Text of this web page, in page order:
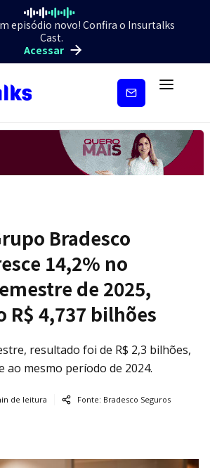
episódio novo! Confira o Insurtalks
Cast.
Acessar
Inscreva-
Bradesco
14,2% no
de 2025,
R$ 4,737 bilhões
resultado foi de R$ 2,3 bilhões,
ao mesmo período de 2024.
de leitura Fonte: Bradesco Seguros